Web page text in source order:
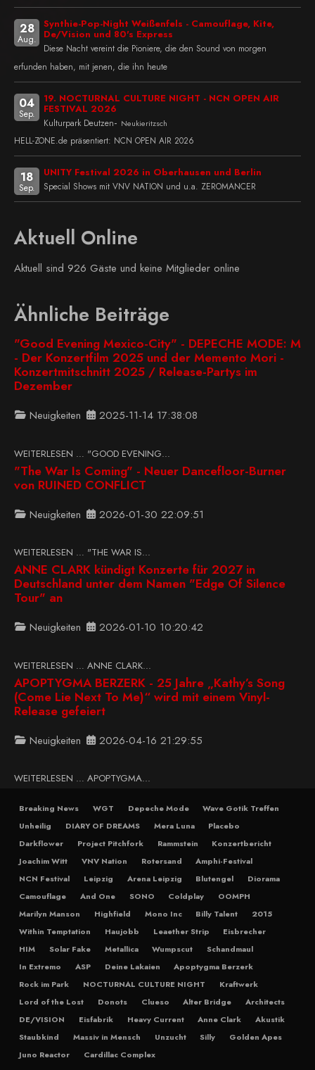
28
Aug.
Synthie-Pop-Night Weißenfels - Camouflage, Kite,
De/Vision und 80's Express
Diese Nacht vereint die Pioniere, die den Sound von morgen
erfunden haben, mit jenen, die ihn heute
04
Sep.
19. NOCTURNAL CULTURE NIGHT - NCN OPEN AIR
FESTIVAL 2026
Kulturpark Deutzen- Neukieritzsch
HELL-ZONE.de präsentiert: NCN OPEN AIR 2026
18
Sep.
UNITY Festival 2026 in Oberhausen und Berlin
Special Shows mit VNV NATION und u.a. ZEROMANCER
Aktuell Online
Aktuell sind 926 Gäste und keine Mitglieder online
Ähnliche Beiträge
"Good Evening Mexico-City" - DEPECHE MODE: M
- Der Konzertfilm 2025 und der Memento Mori -
Konzertmitschnitt 2025 / Release-Partys im
Dezember
Neuigkeiten 2025-11-14 17:38:08
WEITERLESEN … "GOOD EVENING...
"The War Is Coming" - Neuer Dancefloor-Burner
von RUINED CONFLICT
Neuigkeiten 2026-01-30 22:09:51
WEITERLESEN … "THE WAR IS...
ANNE CLARK kündigt Konzerte für 2027 in
Deutschland unter dem Namen "Edge Of Silence
Tour" an
Neuigkeiten 2026-01-10 10:20:42
WEITERLESEN … ANNE CLARK...
APOPTYGMA BERZERK - 25 Jahre „Kathy’s Song
(Come Lie Next To Me)“ wird mit einem Vinyl-
Release gefeiert
Neuigkeiten 2026-04-16 21:29:55
WEITERLESEN … APOPTYGMA...
Breaking News WGT Depeche Mode
Wave Gotik Treffen
Unheilig
DIARY OF DREAMS Mera Luna
Placebo
Darkflower
Project Pitchfork Rammstein
Konzertbericht
Joachim Witt
VNV Nation Rotersand
Amphi-Festival
NCN Festival
Leipzig Arena Leipzig Blutengel
Diorama
Camouflage
And One SONO Coldplay
OOMPH
Marilyn Manson
Highfield Mono Inc Billy Talent
2015
Within Temptation
Haujobb Leaether Strip
Eisbrecher
HIM
Solar Fake Metallica Wumpscut
Schandmaul
In Extremo
ASP Deine Lakaien
Apoptygma Berzerk
Rock im Park
NOCTURNAL CULTURE NIGHT
Kraftwerk
Lord of the Lost
Donots Clueso Alter Bridge
Architects
DE/VISION
Eisfabrik Heavy Current Anne Clark
Akustik
Staubkind
Massiv in Mensch Unzucht Silly
Golden Apes
Juno Reactor
Cardillac Complex